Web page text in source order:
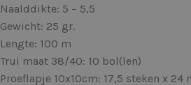
Naalddikte: 5 – 5,5
Gewicht: 25 gr.
Lengte: 100 m
Trui maat 38/40: 10 bol(len)
Proeflapje 10x10cm: 17,5 steken x 24